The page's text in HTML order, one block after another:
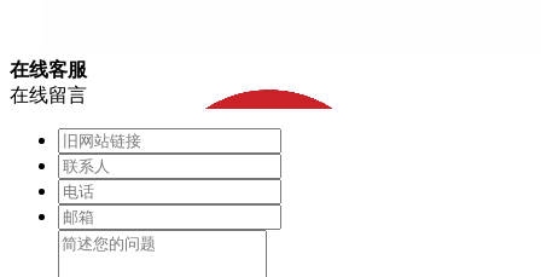
在线客服
在线留言